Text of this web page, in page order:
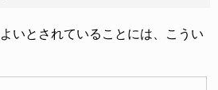
いとされていることには、こうい